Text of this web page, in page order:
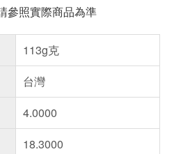
參照實際商品為準
113g克
台灣
4.0000
18.3000